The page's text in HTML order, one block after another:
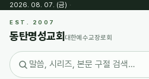
2026. 08. 07. (금) ·
EST. 2007
동탄명성교회 대한예수교장로회
Sketchbook5, 스